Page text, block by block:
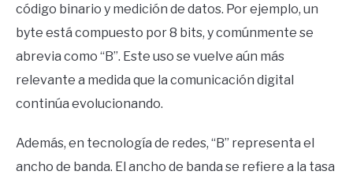
código binario y medición de datos. Por ejemplo, un
byte está compuesto por 8 bits, y comúnmente se
abrevia como “B”. Este uso se vuelve aún más
relevante a medida que la comunicación digital
continúa evolucionando.
Además, en tecnología de redes, “B” representa el
ancho de banda. El ancho de banda se refiere a la tasa